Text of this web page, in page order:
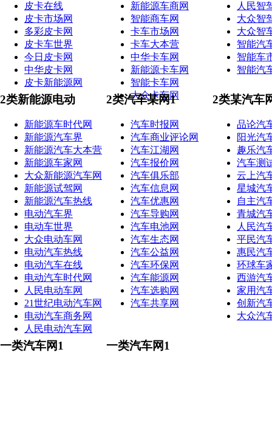
皮卡在线
皮卡市场网
多彩皮卡网
皮卡车世界
今日皮卡网
中华皮卡网
皮卡新能源网
新能源车商网
智能商车网
卡车市场网
卡车大本营
中华卡车网
新能源卡车网
智能卡车网
大众卡车网
人民智
大众智
大众智
智能汽
智能车
智能汽
2类新能源电动
新能源车时代网
新能源汽车界
新能源汽车大本营
新能源车家网
大众新能源汽车网
新能源试驾网
新能源汽车热线
电动汽车界
电动车世界
大众电动车网
电动汽车热线
电动汽车在线
电动汽车时代网
人民电动车网
21世纪电动汽车网
电动汽车商务网
人民电动汽车网
2类汽车某网1
汽车时报网
汽车商业评论网
汽车江湖网
汽车报价网
汽车俱乐部
汽车信息网
汽车优惠网
汽车导购网
汽车电池网
汽车生态网
汽车公益网
汽车环保网
汽车能源网
汽车选购网
汽车共享网
2类某汽车
品论汽
阳光汽
趣乐汽
汽车测
云上汽
星城汽
自主汽
青城汽
人民汽
平民汽
惠民汽
环球车
西游汽
家用汽
创新汽
大众汽
一类汽车网1 一类汽车网1